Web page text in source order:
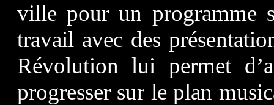
ville pour un programme
travail avec des
Révolution lui permet
progresser sur le plan